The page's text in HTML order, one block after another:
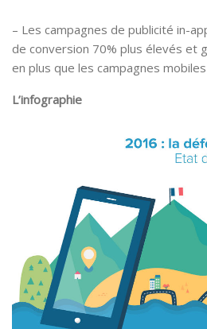
– Les campagnes de publicité in-
de conversion 70% plus élevés et
en plus que les campagnes
L’infographie